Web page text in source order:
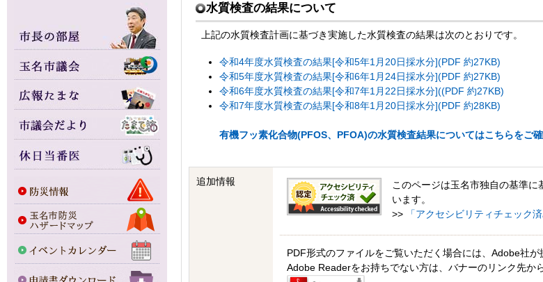
水質検査の結果について
上記の水質検査計画に基づき実施した水質検査の結果は次のとおりです。
令和4年度水質検査の結果[令和5年1月20日採水分](PDF 約27KB)
令和5年度水質検査の結果[令和6年1月24日採水分](PDF 約27KB)
令和6年度水質検査の結果[令和7年1月22日採水分]((PDF 約27KB)
令和7年度水質検査の結果[令和8年1月20日採水分](PDF 約28KB)
有機フッ素化合物(PFOS、PFOA)の水質検査結果についてはこちらをご確
追加情報
このページは玉名市独自の基準
います。
>>
「アクセシビリティチェック
PDF形式のファイルをご覧いただく場合には、Adobe社が
Adobe Readerをお持ちでない方は、バナーのリンク先か